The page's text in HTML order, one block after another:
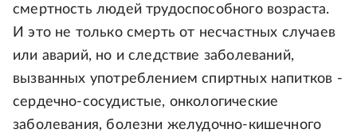
смертность людей трудоспособного возраста.
И это не только смерть от несчастных случаев
или аварий, но и следствие заболеваний,
вызванных употреблением спиртных напитков -
сердечно-сосудистые, онкологические
заболевания, болезни желудочно-кишечного